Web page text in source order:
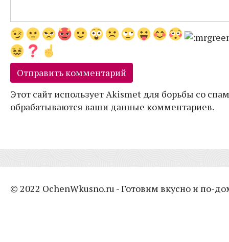
Этот сайт использует Akismet для борьбы со
обрабатываются ваши данные комментариев.
© 2022 OchenWkusno.ru - Готовим вкусно и по-